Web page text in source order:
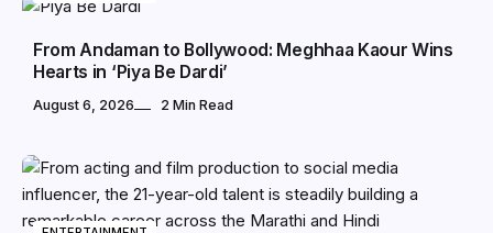
From Andaman to Bollywood: Meghhaa Kaour Wins
Hearts in ‘Piya Be Dardi’
August 6, 2026 2 Min Read